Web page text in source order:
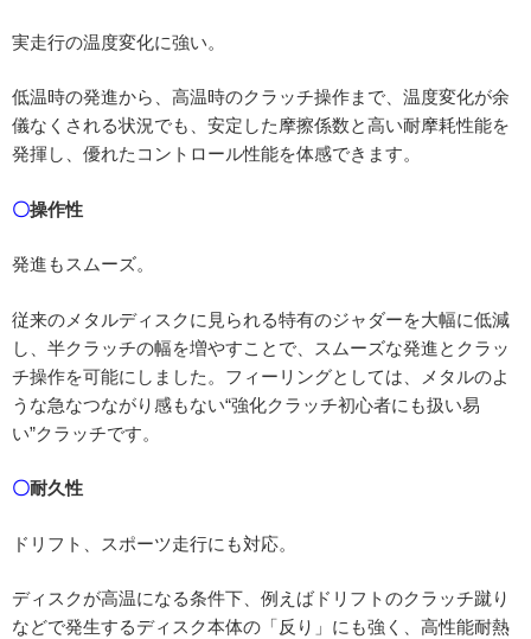
実走行の温度変化に強い。
低温時の発進から、高温時のクラッチ操作まで、温度変化が余
儀なくされる状況でも、安定した摩擦係数と高い耐摩耗性能を
発揮し、優れたコントロール性能を体感できます。
〇操作性
発進もスムーズ。
従来のメタルディスクに見られる特有のジャダーを大幅に低減
し、半クラッチの幅を増やすことで、スムーズな発進とクラッ
チ操作を可能にしました。フィーリングとしては、メタルのよ
うな急なつながり感もない“強化クラッチ初心者にも扱い易
い”クラッチです。
〇耐久性
ドリフト、スポーツ走行にも対応。
ディスクが高温になる条件下、例えばドリフトのクラッチ蹴り
などで発生するディスク本体の「反り」にも強く、高性能耐熱